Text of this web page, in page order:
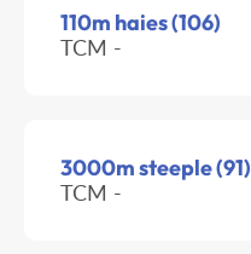
110m haies (106)
TCM -
3000m steeple (91)
TCM -